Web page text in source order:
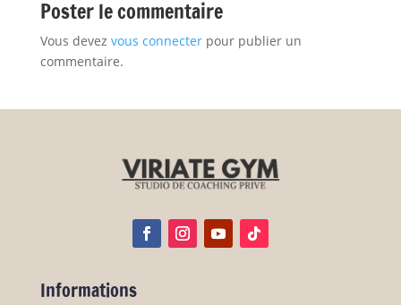
Poster le commentaire
Vous devez vous connecterpour publier un
commentaire.
Informations